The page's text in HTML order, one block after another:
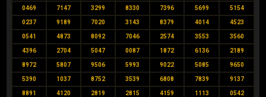
0469 7147 3299 8330 7396 5699 5154
0237 9189 7020 3143 8379 4014 4523
0541 4873 8092 7046 2574 3553 3560
4396 2704 5047 0087 1872 6136 2189
8972 5807 9506 5993 9022 5085 9650
5390 1037 8752 3539 6808 7839 9137
8891 4120 2819 2815 4159 1113 0542